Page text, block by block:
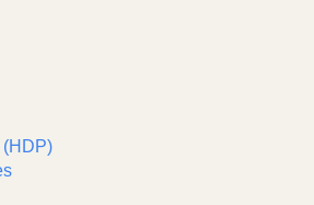
(HDP)